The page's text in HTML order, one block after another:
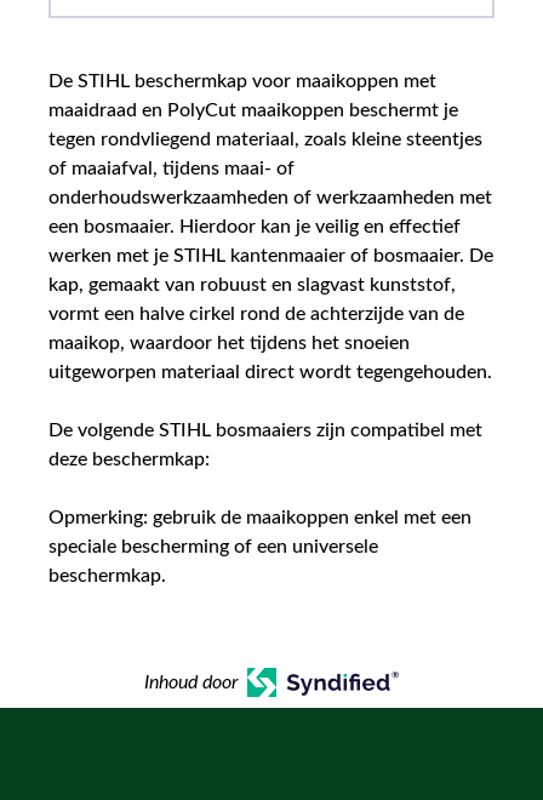
De STIHL beschermkap voor maaikoppen met
maaidraad en PolyCut maaikoppen beschermt je
tegen rondvliegend materiaal, zoals kleine steentjes
of maaiafval, tijdens maai- of
onderhoudswerkzaamheden of werkzaamheden met
een bosmaaier. Hierdoor kan je veilig en effectief
werken met je STIHL kantenmaaier of bosmaaier. De
kap, gemaakt van robuust en slagvast kunststof,
vormt een halve cirkel rond de achterzijde van de
maaikop, waardoor het tijdens het snoeien
uitgeworpen materiaal direct wordt tegengehouden.
De volgende STIHL bosmaaiers zijn compatibel met
deze beschermkap:
Opmerking: gebruik de maaikoppen enkel met een
speciale bescherming of een universele
beschermkap.
Inhoud door